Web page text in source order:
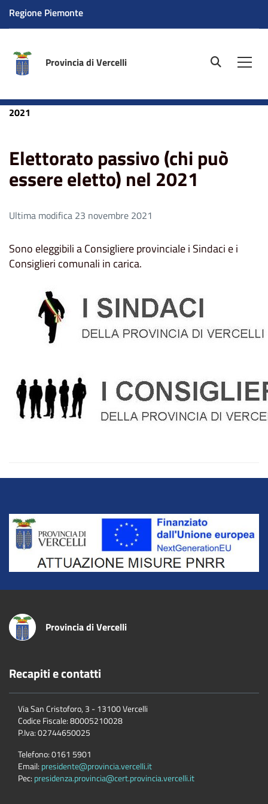
Regione Piemonte
Provincia di Vercelli site.searc
Home
Elettorato passivo (chi può essere eletto) nel
2021
Elettorato passivo (chi può
essere eletto) nel 2021
Ultima modifica 23 novembre 2021
Sono eleggibili a Consigliere provinciale i Sindaci e i
Consiglieri comunali in carica.
Title
Provincia di Vercelli
Recapiti e contatti
Via San Cristoforo, 3 - 13100 Vercelli
Codice Fiscale:80005210028
P.Iva:02744650025
Telefono:0161 5901
Email: presidente@provincia.vercelli.it
Pec: presidenza.provincia@cert.provincia.vercelli.it